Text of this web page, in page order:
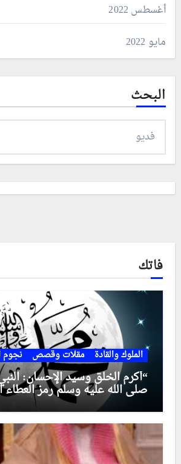
أغسطس 2022
مايو 2022
البحث
فاتك
الملوك والقادة مقلات وقصص نجوم
“أكرم الخلق وسيد الإحسان:
صلى الله عليه وسلم رمز العطاء